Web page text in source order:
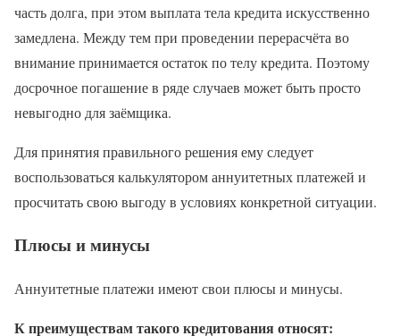
часть долга, при этом выплата тела кредита искусственно
замедлена. Между тем при проведении перерасчёта во
внимание принимается остаток по телу кредита. Поэтому
досрочное погашение в ряде случаев может быть просто
невыгодно для заёмщика.
Для принятия правильного решения ему следует
воспользоваться калькулятором аннуитетных платежей и
просчитать свою выгоду в условиях конкретной ситуации.
Плюсы и минусы
Аннуитетные платежи имеют свои плюсы и минусы.
К преимуществам такого кредитования относят: